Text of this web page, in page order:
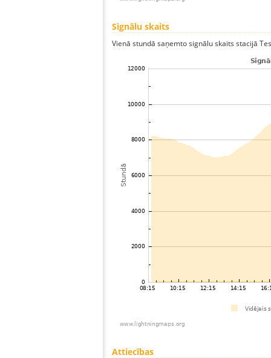
Signālu skaits
Vienā stundā saņemto signālu skaits stacijā
Attiecības